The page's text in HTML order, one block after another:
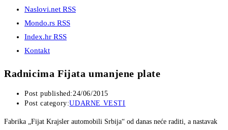
Naslovi.net RSS
Mondo.rs RSS
Index.hr RSS
Kontakt
Radnicima Fijata umanjene plate
Post published:24/06/2015
Post category:UDARNE VESTI
Fabrika „Fijat Krajsler automobili Srbija“ od danas neće raditi, a nastavak